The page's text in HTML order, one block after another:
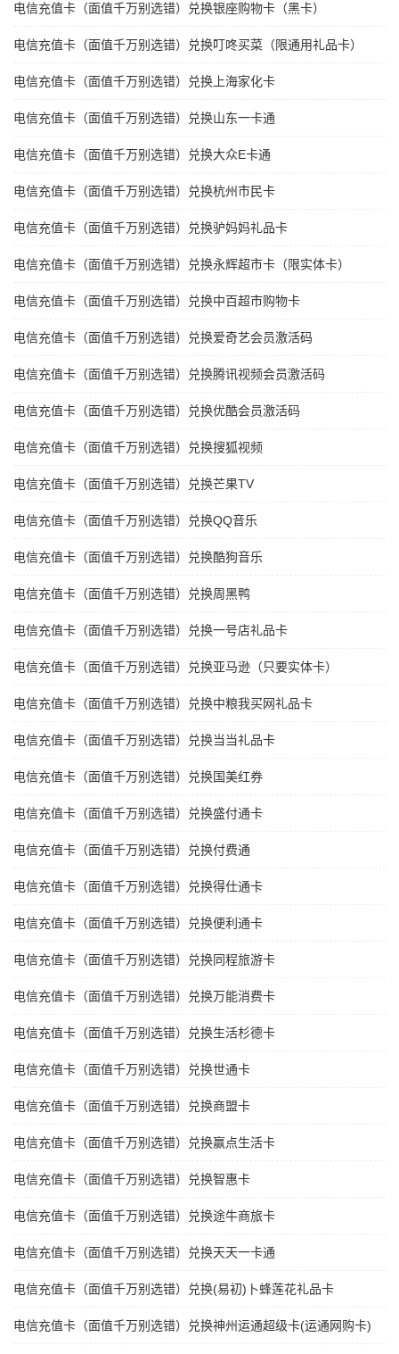
电信充值卡（面值千万别选错）兑换银座购物卡（黑卡）
电信充值卡（面值千万别选错）兑换叮咚买菜（限通用礼品卡）
电信充值卡（面值千万别选错）兑换上海家化卡
电信充值卡（面值千万别选错）兑换山东一卡通
电信充值卡（面值千万别选错）兑换大众E卡通
电信充值卡（面值千万别选错）兑换杭州市民卡
电信充值卡（面值千万别选错）兑换驴妈妈礼品卡
电信充值卡（面值千万别选错）兑换永辉超市卡（限实体卡）
电信充值卡（面值千万别选错）兑换中百超市购物卡
电信充值卡（面值千万别选错）兑换爱奇艺会员激活码
电信充值卡（面值千万别选错）兑换腾讯视频会员激活码
电信充值卡（面值千万别选错）兑换优酷会员激活码
电信充值卡（面值千万别选错）兑换搜狐视频
电信充值卡（面值千万别选错）兑换芒果TV
电信充值卡（面值千万别选错）兑换QQ音乐
电信充值卡（面值千万别选错）兑换酷狗音乐
电信充值卡（面值千万别选错）兑换周黑鸭
电信充值卡（面值千万别选错）兑换一号店礼品卡
电信充值卡（面值千万别选错）兑换亚马逊（只要实体卡）
电信充值卡（面值千万别选错）兑换中粮我买网礼品卡
电信充值卡（面值千万别选错）兑换当当礼品卡
电信充值卡（面值千万别选错）兑换国美红券
电信充值卡（面值千万别选错）兑换盛付通卡
电信充值卡（面值千万别选错）兑换付费通
电信充值卡（面值千万别选错）兑换得仕通卡
电信充值卡（面值千万别选错）兑换便利通卡
电信充值卡（面值千万别选错）兑换同程旅游卡
电信充值卡（面值千万别选错）兑换万能消费卡
电信充值卡（面值千万别选错）兑换生活杉德卡
电信充值卡（面值千万别选错）兑换世通卡
电信充值卡（面值千万别选错）兑换商盟卡
电信充值卡（面值千万别选错）兑换赢点生活卡
电信充值卡（面值千万别选错）兑换智惠卡
电信充值卡（面值千万别选错）兑换途牛商旅卡
电信充值卡（面值千万别选错）兑换天天一卡通
电信充值卡（面值千万别选错）兑换(易初)卜蜂莲花礼品卡
电信充值卡（面值千万别选错）兑换神州运通超级卡(运通网购卡)